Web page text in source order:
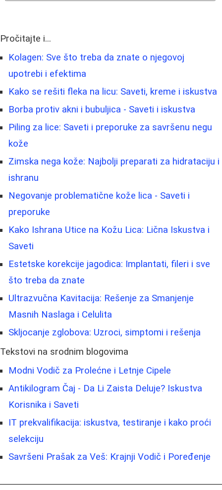
Pročitajte i...
Kolagen: Sve što treba da znate o njegovoj
upotrebi i efektima
Kako se rešiti fleka na licu: Saveti, kreme i iskustva
Borba protiv akni i bubuljica - Saveti i iskustva
Piling za lice: Saveti i preporuke za savršenu negu
kože
Zimska nega kože: Najbolji preparati za hidrataciju i
ishranu
Negovanje problematične kože lica - Saveti i
preporuke
Kako Ishrana Utice na Kožu Lica: Lična Iskustva i
Saveti
Estetske korekcije jagodica: Implantati, fileri i sve
što treba da znate
Ultrazvučna Kavitacija: Rešenje za Smanjenje
Masnih Naslaga i Celulita
Skljocanje zglobova: Uzroci, simptomi i rešenja
Tekstovi na srodnim blogovima
Modni Vodič za Prolećne i Letnje Cipele
Antikilogram Čaj - Da Li Zaista Deluje? Iskustva
Korisnika i Saveti
IT prekvalifikacija: iskustva, testiranje i kako proći
selekciju
Savršeni Prašak za Veš: Krajnji Vodič i Poređenje